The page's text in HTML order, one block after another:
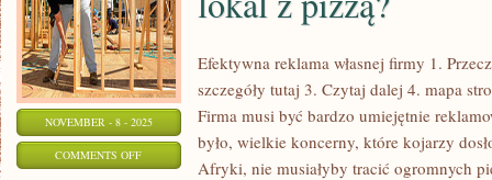
NOVEMBER - 8 - 2025
COMMENTS OFFON
Efektywna reklama własnej firmy 1.
szczegóły tutaj 3. Czytaj dalej 4. mapa
Firma musi być bardzo umiejętnie
było, wielkie koncerny, które kojarzy
Afryki, nie musiałyby tracić ogromnych